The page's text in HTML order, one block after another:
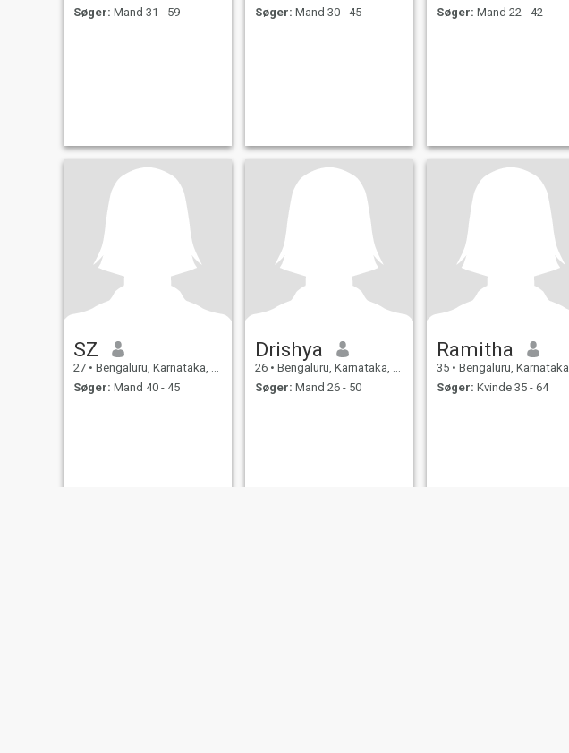
Søger: Mand 31 - 59
Søger: Mand 30 - 45
Søger: Mand 22 - 42
SZ
27 • Bengaluru, Karnataka, Indien
Søger: Mand 40 - 45
Drishya
26 • Bengaluru, Karnataka, Indien
Søger: Mand 26 - 50
Ramitha
35 • Bengaluru, Karnataka, Indien
Søger: Kvinde 35 - 64